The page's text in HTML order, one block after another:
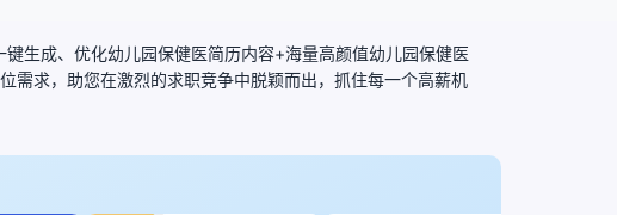
生成、优化幼儿园保健医简历内容+海量高颜值幼儿园保健医
需求，助您在激烈的求职竞争中脱颖而出，抓住每一个高薪机